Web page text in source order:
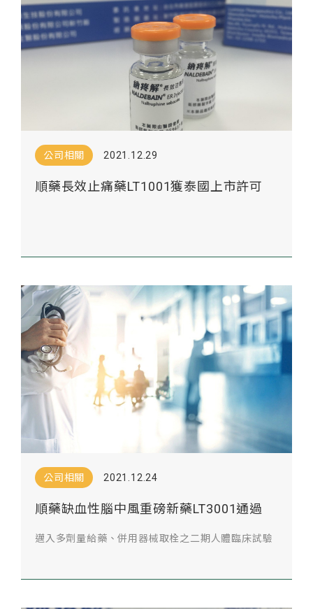
公司相關 2021.12.29
順藥長效止痛藥LT1001獲泰國上市許可
公司相關 2021.12.24
順藥缺血性腦中風重磅新藥LT3001通過
TFDA審查
邁入多劑量給藥、併用器械取栓之二期人體臨床試驗